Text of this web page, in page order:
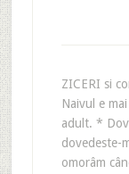
ZICERI si
Naivul e
adult. *
dovedeste-
omorâm